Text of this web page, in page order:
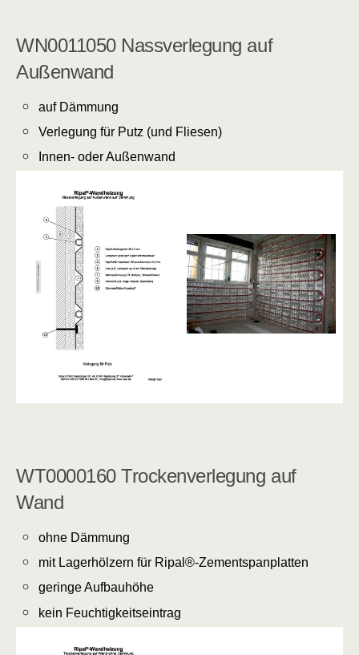
WN0011050 Nassverlegung auf
Außenwand
auf Dämmung
Verlegung für Putz (und Fliesen)
Innen- oder Außenwand
WT0000160 Trockenverlegung auf
Wand
ohne Dämmung
mit Lagerhölzern für Ripal®-Zementspanplatten
geringe Aufbauhöhe
kein Feuchtigkeitseintrag